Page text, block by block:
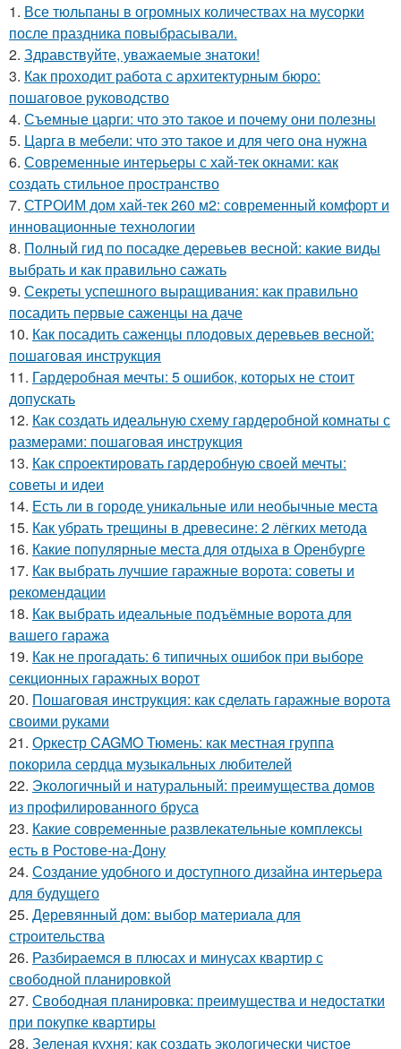
1. Все тюльпаны в огромных количествах на мусорки
после праздника повыбрасывали.
2. Здравствуйте, уважаемые знатоки!
3. Как проходит работа с архитектурным бюро:
пошаговое руководство
4. Съемные царги: что это такое и почему они полезны
5. Царга в мебели: что это такое и для чего она нужна
6. Современные интерьеры с хай-тек окнами: как
создать стильное пространство
7. СТРОИМ дом хай-тек 260 м2: современный комфорт и
инновационные технологии
8. Полный гид по посадке деревьев весной: какие виды
выбрать и как правильно сажать
9. Секреты успешного выращивания: как правильно
посадить первые саженцы на даче
10. Как посадить саженцы плодовых деревьев весной:
пошаговая инструкция
11. Гардеробная мечты: 5 ошибок, которых не стоит
допускать
12. Как создать идеальную схему гардеробной комнаты с
размерами: пошаговая инструкция
13. Как спроектировать гардеробную своей мечты:
советы и идеи
14. Есть ли в городе уникальные или необычные места
15. Как убрать трещины в древесине: 2 лёгких метода
16. Какие популярные места для отдыха в Оренбурге
17. Как выбрать лучшие гаражные ворота: советы и
рекомендации
18. Как выбрать идеальные подъёмные ворота для
вашего гаража
19. Как не прогадать: 6 типичных ошибок при выборе
секционных гаражных ворот
20. Пошаговая инструкция: как сделать гаражные ворота
своими руками
21. Оркестр CAGMO Тюмень: как местная группа
покорила сердца музыкальных любителей
22. Экологичный и натуральный: преимущества домов
из профилированного бруса
23. Какие современные развлекательные комплексы
есть в Ростове-на-Дону
24. Создание удобного и доступного дизайна интерьера
для будущего
25. Деревянный дом: выбор материала для
строительства
26. Разбираемся в плюсах и минусах квартир с
свободной планировкой
27. Свободная планировка: преимущества и недостатки
при покупке квартиры
28. Зеленая кухня: как создать экологически чистое